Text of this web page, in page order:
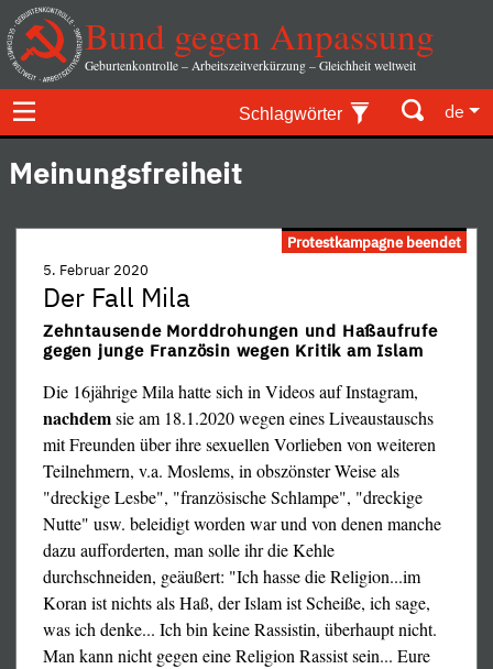
Bund gegen Anpassung
Geburtenkontrolle – Arbeitszeitverkürzung – Gleichheit weltweit
Schlagwörter de
Meinungsfreiheit
Protestkampagne beendet
5. Februar 2020
Der Fall Mila
Zehntausende Morddrohungen und Haßaufrufe
gegen junge Französin wegen Kritik am Islam
Die 16jährige Mila hatte sich in Videos auf Instagram,
nachdemsie am 18.1.2020 wegen eines Liveaustauschs
mit Freunden über ihre sexuellen Vorlieben von weiteren
Teilnehmern, v.a. Moslems, in obszönster Weise als
"dreckige Lesbe", "französische Schlampe", "dreckige
Nutte" usw. beleidigt worden war und von denen manche
dazu aufforderten, man solle ihr die Kehle
durchschneiden, geäußert: "Ich hasse die Religion...im
Koran ist nichts als Haß, der Islam ist Scheiße, ich sage,
was ich denke... Ich bin keine Rassistin, überhaupt nicht.
Man kann nicht gegen eine Religion Rassist sein... Eure